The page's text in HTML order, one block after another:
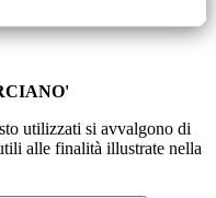
utilizzati si avvalgono di
alle finalità illustrate nella